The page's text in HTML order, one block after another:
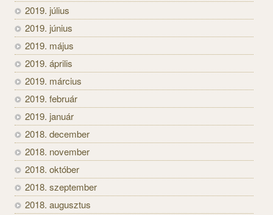
2019. július
2019. június
2019. május
2019. április
2019. március
2019. február
2019. január
2018. december
2018. november
2018. október
2018. szeptember
2018. augusztus